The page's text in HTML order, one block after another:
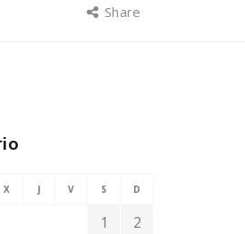
Share
X J V S D
1
2